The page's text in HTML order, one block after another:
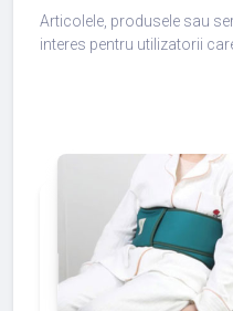
Articolele, produsele sau
interes pentru utilizatorii